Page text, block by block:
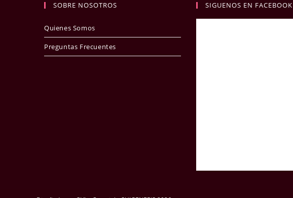
SOBRE NOSOTROS
Quienes Somos
Preguntas Frecuentes
SIGUENOS EN FACEBOOK